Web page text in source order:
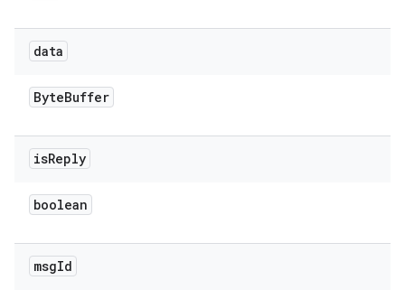
data
ByteBuffer
isReply
boolean
msgId